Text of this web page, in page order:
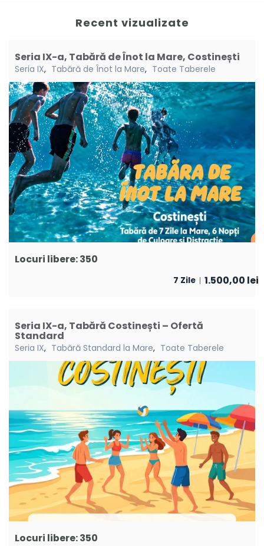
Recent vizualizate
Seria IX-a, Tabără de Înot la Mare, Costinești
Seria IX, Tabără de Înot la Mare, Toate Taberele
Locuri libere: 350
7 Zile 1.500,00 lei
Seria IX-a, Tabără Costinești – Ofertă
Standard
Seria IX, Tabără Standard la Mare, Toate Taberele
Locuri libere: 350